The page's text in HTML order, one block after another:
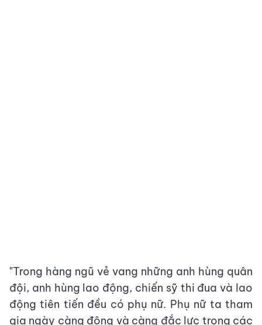
"Trong hàng ngũ vẻ vang những anh hùng quân
đội, anh hùng lao động, chiến sỹ thi đua và lao
động tiên tiến đều có phụ nữ. Phụ nữ ta tham
gia ngày càng đông và càng đắc lực trong các